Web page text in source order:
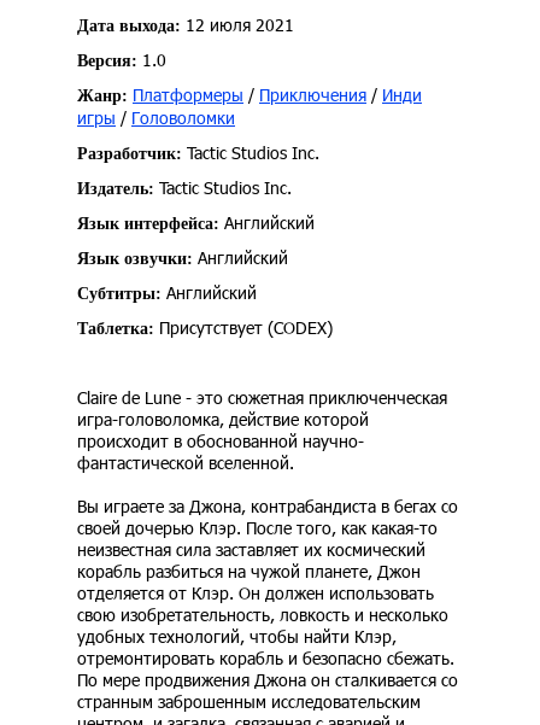
Дата выхода: 12 июля 2021
Версия: 1.0
Жанр: Платформеры / Приключения / Инди
игры / Головоломки
Разработчик: Tactic Studios Inc.
Издатель: Tactic Studios Inc.
Язык интерфейса: Английский
Язык озвучки: Английский
Субтитры: Английский
Таблетка: Присутствует (CODEX)
Claire de Lune - это сюжетная приключенческая
игра-головоломка, действие которой
происходит в обоснованной научно-
фантастической вселенной.
Вы играете за Джона, контрабандиста в бегах со
своей дочерью Клэр. После того, как какая-то
неизвестная сила заставляет их космический
корабль разбиться на чужой планете, Джон
отделяется от Клэр. Он должен использовать
свою изобретательность, ловкость и несколько
удобных технологий, чтобы найти Клэр,
отремонтировать корабль и безопасно сбежать.
По мере продвижения Джона он сталкивается со
странным заброшенным исследовательским